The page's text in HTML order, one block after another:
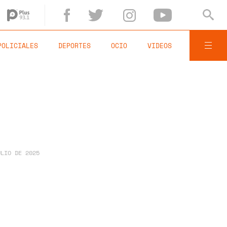
DEPORTES OCIO VIDEOS
DE 2025